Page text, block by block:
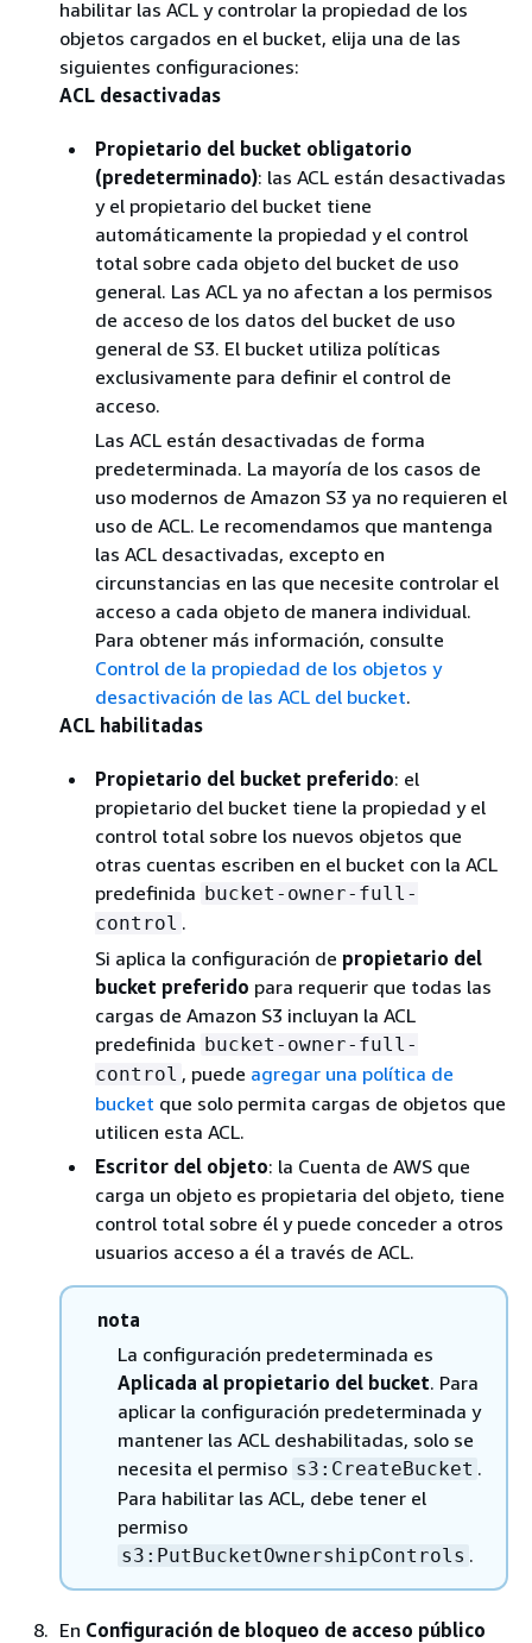
habilitar las ACL y controlar la propiedad de los
objetos cargados en el bucket, elija una de las
siguientes configuraciones:
ACL desactivadas
Propietario del bucket obligatorio
(predeterminado): las ACL están desactivadas
y el propietario del bucket tiene
automáticamente la propiedad y el control
total sobre cada objeto del bucket de uso
general. Las ACL ya no afectan a los permisos
de acceso de los datos del bucket de uso
general de S3. El bucket utiliza políticas
exclusivamente para definir el control de
acceso.
Las ACL están desactivadas de forma
predeterminada. La mayoría de los casos de
uso modernos de Amazon S3 ya no requieren el
uso de ACL. Le recomendamos que mantenga
las ACL desactivadas, excepto en
circunstancias en las que necesite controlar el
acceso a cada objeto de manera individual.
Para obtener más información, consulte
Control de la propiedad de los objetos y
desactivación de las ACL del bucket.
ACL habilitadas
Propietario del bucket preferido: el
propietario del bucket tiene la propiedad y el
control total sobre los nuevos objetos que
otras cuentas escriben en el bucket con la ACL
predefinida bucket-owner-full-
control .
Si aplica la configuración de propietario del
bucket preferido para requerir que todas las
cargas de Amazon S3 incluyan la ACL
predefinida bucket-owner-full-
control , puede agregar una política de
bucket que solo permita cargas de objetos que
utilicen esta ACL.
Escritor del objeto: la Cuenta de AWS que
carga un objeto es propietaria del objeto, tiene
control total sobre él y puede conceder a otros
usuarios acceso a él a través de ACL.
nota
La configuración predeterminada es
Aplicada al propietario del bucket. Para
aplicar la configuración predeterminada y
mantener las ACL deshabilitadas, solo se
necesita el permiso s3:CreateBucket .
Para habilitar las ACL, debe tener el
permiso
s3:PutBucketOwnershipControls .
En Configuración de bloqueo de acceso público